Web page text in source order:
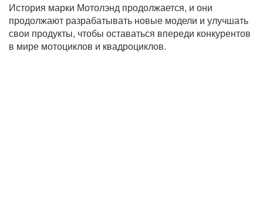
История марки Мотолэнд продолжается, и они
продолжают разрабатывать новые модели и улучшать
свои продукты, чтобы оставаться впереди конкурентов
в мире мотоциклов и квадроциклов.